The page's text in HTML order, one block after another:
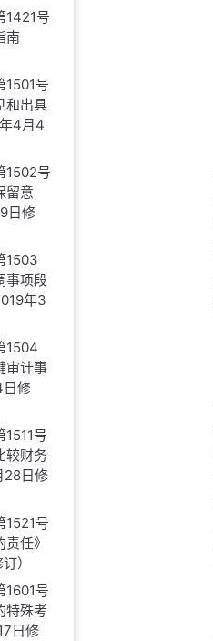
1421号
南
1501号
和出具
4月4
1502号
留意
日修
1503
事项段
年3
1504
审计事
修
1511号
较财务
28日修
1521号
任》
）
1601号
殊考
日修